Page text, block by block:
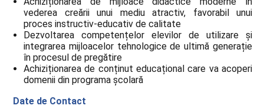
vederea creării unui mediu atractiv, favorabil unui
proces instructiv-educativ de calitate
Dezvoltarea competențelor elevilor de utilizare și
integrarea mijloacelor tehnologice de ultimă generație
în procesul de pregătire
Achiziționarea de conținut educațional care va acoperi
domenii din programa școlară
Date de Contact